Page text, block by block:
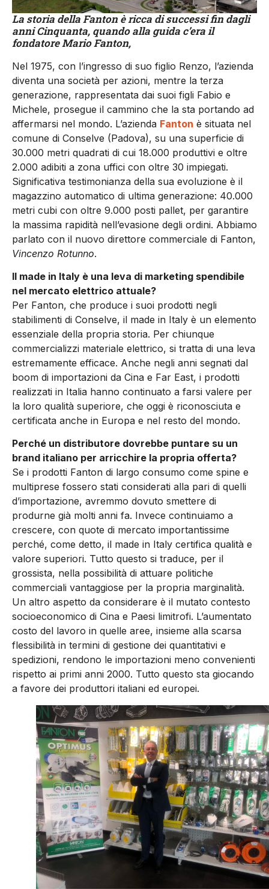
La storia della Fanton è ricca di successi fin dagli
anni Cinquanta, quando alla guida c’era il
fondatore Mario Fanton,
Nel 1975, con l’ingresso di suo figlio Renzo, l’azienda
diventa una società per azioni, mentre la terza
generazione, rappresentata dai suoi figli Fabio e
Michele, prosegue il cammino che la sta portando ad
affermarsi nel mondo. L’azienda Fanton è situata nel
comune di Conselve (Padova), su una superficie di
30.000 metri quadrati di cui 18.000 produttivi e oltre
2.000 adibiti a zona uffici con oltre 30 impiegati.
Significativa testimonianza della sua evoluzione è il
magazzino automatico di ultima generazione: 40.000
metri cubi con oltre 9.000 posti pallet, per garantire
la massima rapidità nell’evasione degli ordini. Abbiamo
parlato con il nuovo direttore commerciale di Fanton,
Vincenzo Rotunno.
Il made in Italy è una leva di marketing spendibile
nel mercato elettrico attuale?
Per Fanton, che produce i suoi prodotti negli
stabilimenti di Conselve, il made in Italy è un elemento
essenziale della propria storia. Per chiunque
commercializzi materiale elettrico, si tratta di una leva
estremamente efficace. Anche negli anni segnati dal
boom di importazioni da Cina e Far East, i prodotti
realizzati in Italia hanno continuato a farsi valere per
la loro qualità superiore, che oggi è riconosciuta e
certificata anche in Europa e nel resto del mondo.
Perché un distributore dovrebbe puntare su un
brand italiano per arricchire la propria offerta?
Se i prodotti Fanton di largo consumo come spine e
multiprese fossero stati considerati alla pari di quelli
d’importazione, avremmo dovuto smettere di
produrne già molti anni fa. Invece continuiamo a
crescere, con quote di mercato importantissime
perché, come detto, il made in Italy certifica qualità e
valore superiori. Tutto questo si traduce, per il
grossista, nella possibilità di attuare politiche
commerciali vantaggiose per la propria marginalità.
Un altro aspetto da considerare è il mutato contesto
socioeconomico di Cina e Paesi limitrofi. L’aumentato
costo del lavoro in quelle aree, insieme alla scarsa
flessibilità in termini di gestione dei quantitativi e
spedizioni, rendono le importazioni meno convenienti
rispetto ai primi anni 2000. Tutto questo sta giocando
a favore dei produttori italiani ed europei.